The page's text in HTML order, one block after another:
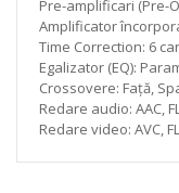
Pre-amplificari (Pre-
Amplificator
Time Correction: 6
Egalizator (EQ):
Crossovere: Față,
Redare audio: AAC,
Redare video: AVC,